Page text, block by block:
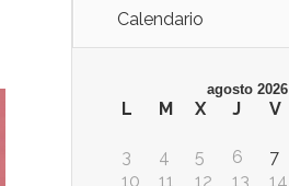
Calendario
agosto 2026
L M X J V
3
4 5 6 7
10
11 12 13 14